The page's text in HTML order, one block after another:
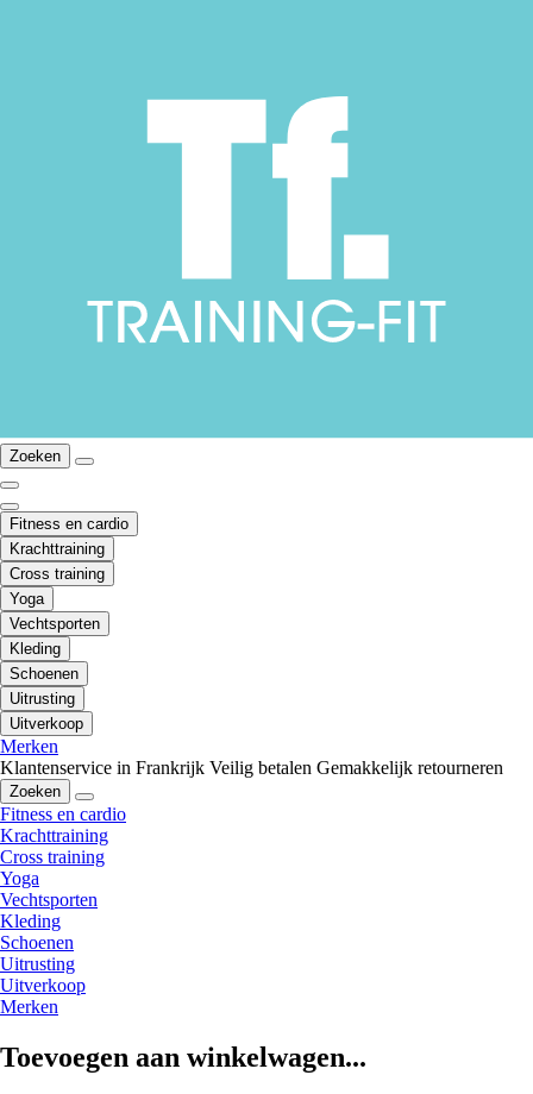
Zoeken
Fitness en cardio
Krachttraining
Cross training
Yoga
Vechtsporten
Kleding
Schoenen
Uitrusting
Uitverkoop
Merken
Klantenservice in Frankrijk Veilig betalen Gemakkelijk retourneren
Zoeken
Fitness en cardio
Krachttraining
Cross training
Yoga
Vechtsporten
Kleding
Schoenen
Uitrusting
Uitverkoop
Merken
Toevoegen aan winkelwagen...